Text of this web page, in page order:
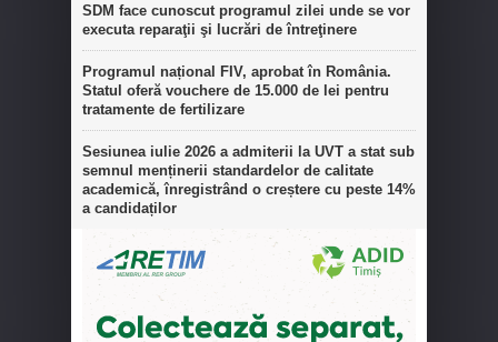
SDM face cunoscut programul zilei unde se vor
executa reparaţii şi lucrări de întreţinere
Programul național FIV, aprobat în România.
Statul oferă vouchere de 15.000 de lei pentru
tratamente de fertilizare
Sesiunea iulie 2026 a admiterii la UVT a stat sub
semnul menținerii standardelor de calitate
academică, înregistrând o creștere cu peste 14%
a candidaților